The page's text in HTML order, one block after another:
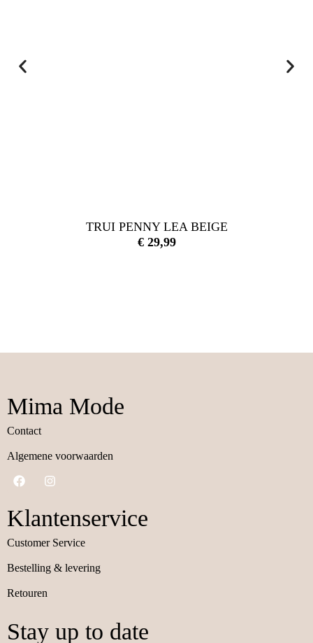
TRUI PENNY LEA BEIGE
€29,99
Mima Mode
Contact
Algemene voorwaarden
Klantenservice
Customer Service
Bestelling & levering
Retouren
Stay up to date